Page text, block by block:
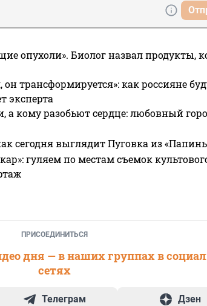
опухоли». Биолог назвал продукты,
трансформируется»: как россияне
эксперта
а кому разобьют сердце: любовный
сегодня выглядит Пуговка из
гуляем по местам съемок
ПРИСОЕДИНИТЬСЯ
дня — в наших группах в
сетях
Телеграм Дзен